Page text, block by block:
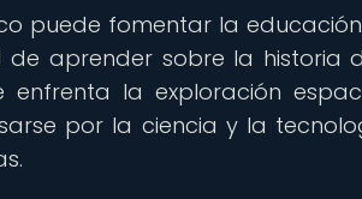
puede fomentar la
de aprender sobre la historia
la exploración
por la ciencia y la